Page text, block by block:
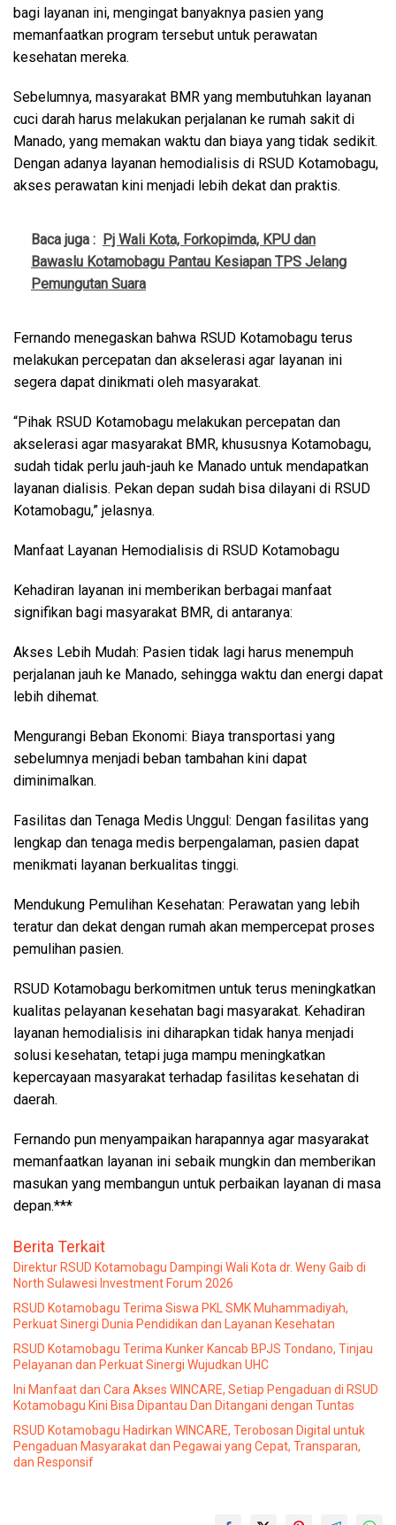
bagi layanan ini, mengingat banyaknya pasien yang
memanfaatkan program tersebut untuk perawatan
kesehatan mereka.
Sebelumnya, masyarakat BMR yang membutuhkan layanan
cuci darah harus melakukan perjalanan ke rumah sakit di
Manado, yang memakan waktu dan biaya yang tidak sedikit.
Dengan adanya layanan hemodialisis di RSUD Kotamobagu,
akses perawatan kini menjadi lebih dekat dan praktis.
Baca juga : Pj Wali Kota, Forkopimda, KPU dan
Bawaslu Kotamobagu Pantau Kesiapan TPS Jelang
Pemungutan Suara
Fernando menegaskan bahwa RSUD Kotamobagu terus
melakukan percepatan dan akselerasi agar layanan ini
segera dapat dinikmati oleh masyarakat.
“Pihak RSUD Kotamobagu melakukan percepatan dan
akselerasi agar masyarakat BMR, khususnya Kotamobagu,
sudah tidak perlu jauh-jauh ke Manado untuk mendapatkan
layanan dialisis. Pekan depan sudah bisa dilayani di RSUD
Kotamobagu,” jelasnya.
Manfaat Layanan Hemodialisis di RSUD Kotamobagu
Kehadiran layanan ini memberikan berbagai manfaat
signifikan bagi masyarakat BMR, di antaranya:
Akses Lebih Mudah: Pasien tidak lagi harus menempuh
perjalanan jauh ke Manado, sehingga waktu dan energi dapat
lebih dihemat.
Mengurangi Beban Ekonomi: Biaya transportasi yang
sebelumnya menjadi beban tambahan kini dapat
diminimalkan.
Fasilitas dan Tenaga Medis Unggul: Dengan fasilitas yang
lengkap dan tenaga medis berpengalaman, pasien dapat
menikmati layanan berkualitas tinggi.
Mendukung Pemulihan Kesehatan: Perawatan yang lebih
teratur dan dekat dengan rumah akan mempercepat proses
pemulihan pasien.
RSUD Kotamobagu berkomitmen untuk terus meningkatkan
kualitas pelayanan kesehatan bagi masyarakat. Kehadiran
layanan hemodialisis ini diharapkan tidak hanya menjadi
solusi kesehatan, tetapi juga mampu meningkatkan
kepercayaan masyarakat terhadap fasilitas kesehatan di
daerah.
Fernando pun menyampaikan harapannya agar masyarakat
memanfaatkan layanan ini sebaik mungkin dan memberikan
masukan yang membangun untuk perbaikan layanan di masa
depan.***
Berita Terkait
Direktur RSUD Kotamobagu Dampingi Wali Kota dr. Weny Gaib di
North Sulawesi Investment Forum 2026
RSUD Kotamobagu Terima Siswa PKL SMK Muhammadiyah,
Perkuat Sinergi Dunia Pendidikan dan Layanan Kesehatan
RSUD Kotamobagu Terima Kunker Kancab BPJS Tondano, Tinjau
Pelayanan dan Perkuat Sinergi Wujudkan UHC
Ini Manfaat dan Cara Akses WINCARE, Setiap Pengaduan di RSUD
Kotamobagu Kini Bisa Dipantau Dan Ditangani dengan Tuntas
RSUD Kotamobagu Hadirkan WINCARE, Terobosan Digital untuk
Pengaduan Masyarakat dan Pegawai yang Cepat, Transparan,
dan Responsif